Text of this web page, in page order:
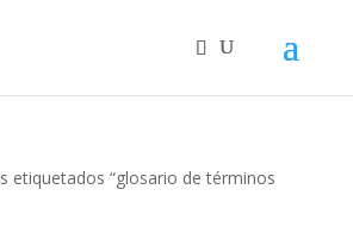
etiquetados “glosario de términos